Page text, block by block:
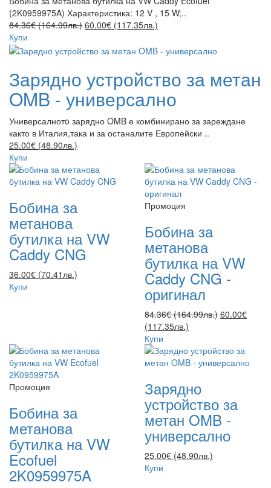
(2K0959975A) Характеристика: 12 V , 15 W;..
84.36€ (164.99лв.) 60.00€ (117.35лв.)
Купи
Зарядно устройство за метан
OMB - универсално
Универсалнотo зарядно OMB е комбинирано за зареждане
както в Италия,така и за останалите Европейски ..
25.00€ (48.90лв.)
Купи
Бобина за
метанова
бутилка на VW
Caddy CNG
36.00€ (70.41лв.)
Купи
Промоция
Бобина за
метанова
бутилка на VW
Caddy CNG -
оригинал
84.36€ (164.99лв.) 60.00€
(117.35лв.)
Купи
Промоция
Бобина за
метанова
бутилка на VW
Ecofuel
2K0959975A
Зарядно
устройство за
метан OMB -
универсално
25.00€ (48.90лв.)
Купи